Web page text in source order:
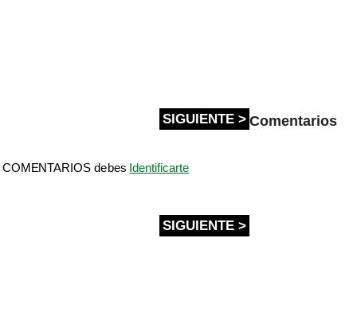
SIGUIENTE > Comentarios
debes Identificarte
SIGUIENTE >